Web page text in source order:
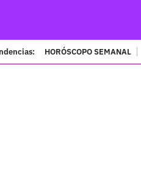
HORÓSCOPO SEMANAL